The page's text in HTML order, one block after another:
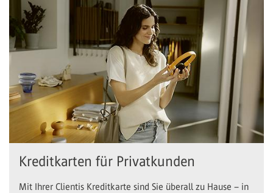
Kreditkarten für Privatkunden
Mit Ihrer Clientis Kreditkarte sind Sie überall zu Hause – in